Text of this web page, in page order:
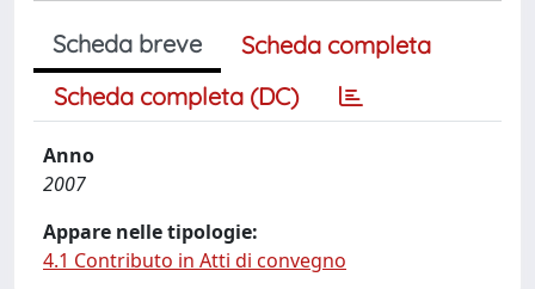
Scheda breve
Scheda completa
Scheda completa (DC)
Anno
2007
Appare nelle tipologie:
4.1 Contributo in Atti di convegno